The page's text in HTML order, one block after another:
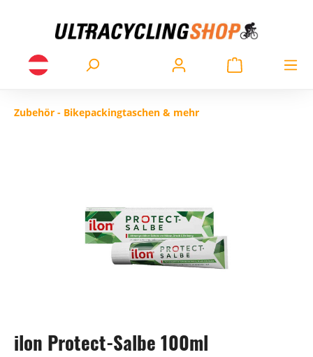
Zubehör - Bikepackingtaschen & mehr
ilon Protect-Salbe 100ml